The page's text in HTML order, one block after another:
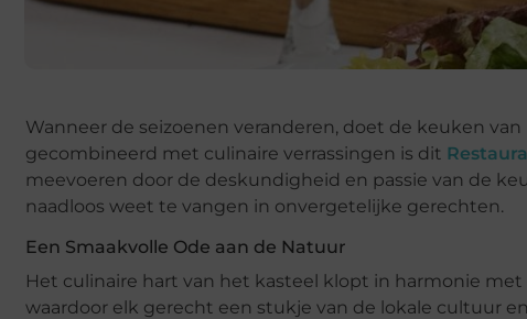
Wanneer de seizoenen veranderen, doet de keuken
gecombineerd met culinaire verrassingen is dit
meevoeren door de deskundigheid en passie van de
naadloos weet te vangen in onvergetelijke gerechten.
Een Smaakvolle Ode aan de Natuur
Het culinaire hart van het kasteel klopt in harmonie
waardoor elk gerecht een stukje van de lokale cultuur